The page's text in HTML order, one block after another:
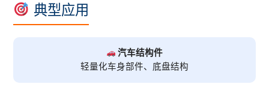
典型应用
汽车结构件
轻量化车身部件、底盘结构